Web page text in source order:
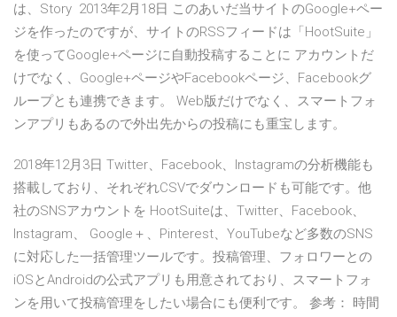
は、Story 2013年2月18日 このあいだ当サイトのGoogle+ペー
ジを作ったのですが、サイトのRSSフィードは「HootSuite」
を使ってGoogle+ページに自動投稿することに アカウントだ
けでなく、Google+ページやFacebookページ、Facebookグ
ループとも連携できます。 Web版だけでなく、スマートフォ
ンアプリもあるので外出先からの投稿にも重宝します。
2018年12月3日 Twitter、Facebook、Instagramの分析機能も
搭載しており、それぞれCSVでダウンロードも可能です。他
社のSNSアカウントを HootSuiteは、Twitter、Facebook、
Instagram、 Google＋、Pinterest、YouTubeなど多数のSNS
に対応した一括管理ツールです。投稿管理、フォロワーとの
iOSとAndroidの公式アプリも用意されており、スマートフォ
ンを用いて投稿管理をしたい場合にも便利です。 参考： 時間